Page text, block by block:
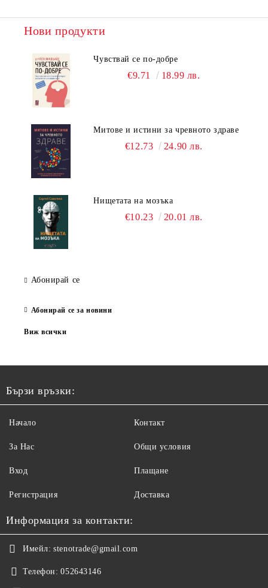
Нови продукти
Чувствай се по-добре
€9.71 18.99 лв.
Митове и истини за чревното здраве
€12.73 24.90 лв.
Нищетата на мозъка
€10.23 20.01 лв.
Абонирай се
Абонирай се за новини
Виж всички
Бързи връзки:
Начало
За Нас
Вход
Регистрация
Контакт
Общи условия
Плащане
Доставка
Информация за контакти:
Имейл: stenotrade@gmail.com
Телефон: 052643146